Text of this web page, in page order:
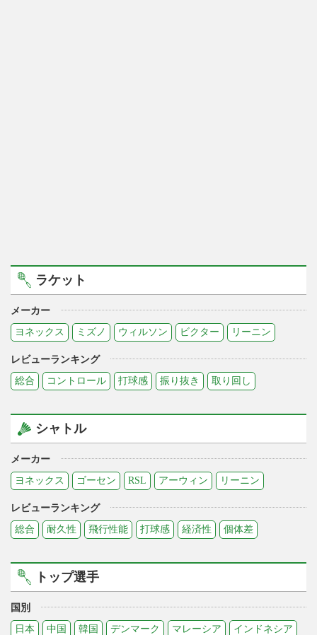
ラケット
メーカー
ヨネックス
ミズノ ウィルソン ビクター リーニン
レビューランキング
総合
コントロール 打球感 振り抜き 取り回し
シャトル
メーカー
ヨネックス
ゴーセン RSL アーウィン リーニン
レビューランキング
総合
耐久性 飛行性能 打球感 経済性 個体差
トップ選手
国別
日本
中国 韓国 デンマーク マレーシア インドネシア